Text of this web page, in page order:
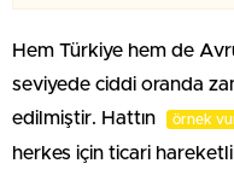
Hem Türkiye hem de
seviyede ciddi oranda
edilmiştir. Hattın
örnek
herkes için ticari